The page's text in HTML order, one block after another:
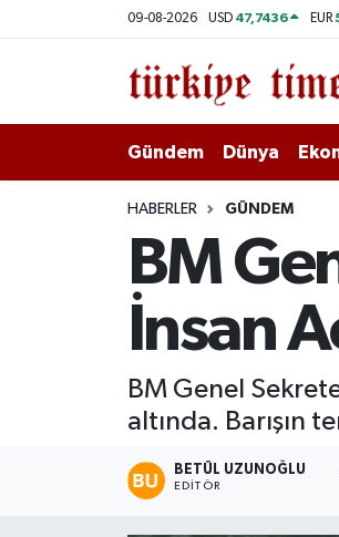
09-08-2026 USD 47,7436 EUR
Gündem Dünya
HABERLER GÜNDEM
BM
İnsan
BM Genel
altında. Barışın
BETÜL UZUNOĞLU
EDITÖR
Gündem
Savunma - Teknoloji
Hava Durumu
Süper Lig Puan Durumu ve
Tüm Manşetler
Son Dakika Haberleri